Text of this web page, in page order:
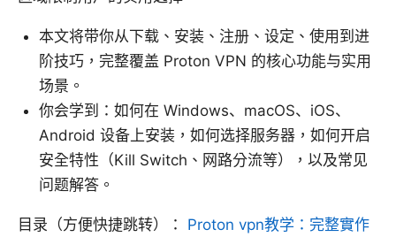
本文将带你从下载、安装、注册、设定、使用到进
阶技巧，完整覆盖 Proton VPN 的核心功能与实用
场景。
你会学到：如何在 Windows、macOS、iOS、
Android 设备上安装，如何选择服务器，如何开启
安全特性（Kill Switch、网路分流等），以及常见
问题解答。
目录（方便快捷跳转）： Proton vpn教学：完整實作